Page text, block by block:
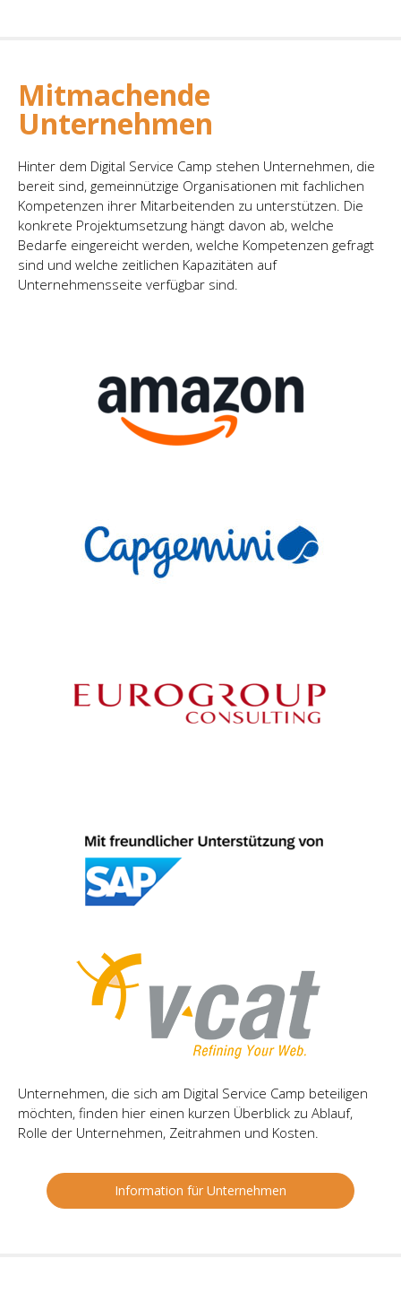
Mitmachende
Unternehmen
Hinter dem Digital Service Camp stehen Unternehmen, die
bereit sind, gemeinnützige Organisationen mit fachlichen
Kompetenzen ihrer Mitarbeitenden zu unterstützen. Die
konkrete Projektumsetzung hängt davon ab, welche
Bedarfe eingereicht werden, welche Kompetenzen gefragt
sind und welche zeitlichen Kapazitäten auf
Unternehmensseite verfügbar sind.
Unternehmen, die sich am Digital Service Camp beteiligen
möchten, finden hier einen kurzen Überblick zu Ablauf,
Rolle der Unternehmen, Zeitrahmen und Kosten.
Information für Unternehmen